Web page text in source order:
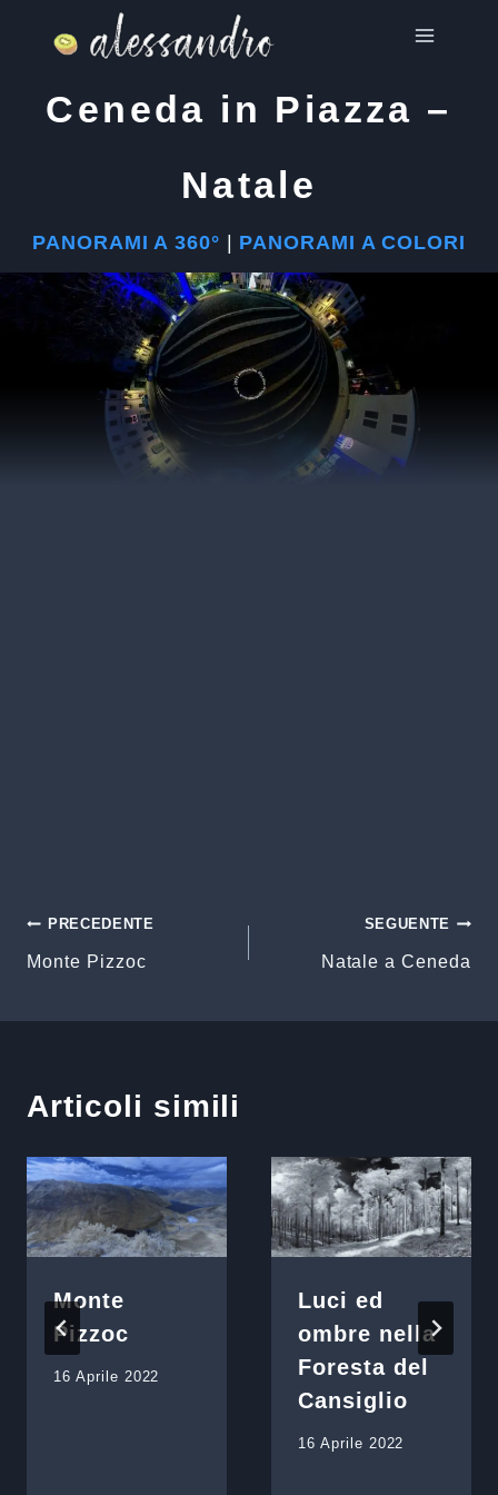
Ceneda in Piazza –
Natale
PANORAMI A 360° PANORAMI A COLORI
Navigazione
articoli
PRECEDENTE
Monte Pizzoc
SEGUENTE
Natale a Ceneda
Articoli simili
Monte
Pizzoc
16 Aprile 2022
Luci ed
ombre nella
Foresta del
Cansiglio
16 Aprile 2022